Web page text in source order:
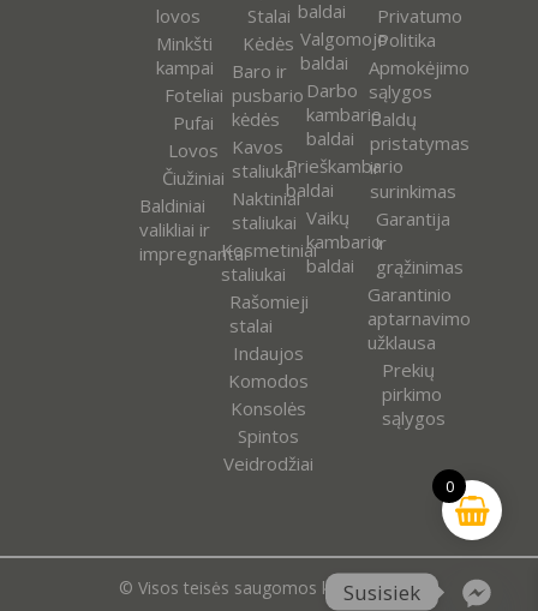
lovos
Minkšti
kampai
Foteliai
Pufai
Lovos
Čiužiniai
Baldiniai
valikliai ir
impregnantai
Stalai
Kėdės
Baro ir
pusbario
kėdės
Kavos
staliukai
Naktiniai
staliukai
Kosmetiniai
staliukai
Rašomieji
stalai
Indaujos
Komodos
Konsolės
Spintos
Veidrodžiai
baldai
Valgomojo
baldai
Darbo
kambario
baldai
Prieškambario
baldai
Vaikų
kambario
baldai
Privatumo
Politika
Apmokėjimo
sąlygos
Baldų
pristatymas
ir
surinkimas
Garantija
ir
grąžinimas
Garantinio
aptarnavimo
užklausa
Prekių
pirkimo
sąlygos
© Visos teisės saugomos kokooutlet.lt
0
Susisiek